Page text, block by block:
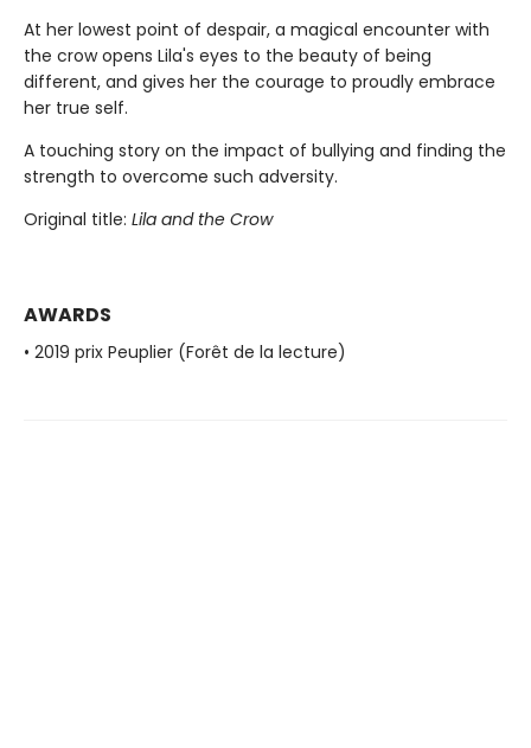
At her lowest point of despair, a magical encounter with
the crow opens Lila's eyes to the beauty of being
different, and gives her the courage to proudly embrace
her true self.
A touching story on the impact of bullying and finding the
strength to overcome such adversity.
Original title: Lila and the Crow
AWARDS
• 2019 prix Peuplier (Forêt de la lecture)